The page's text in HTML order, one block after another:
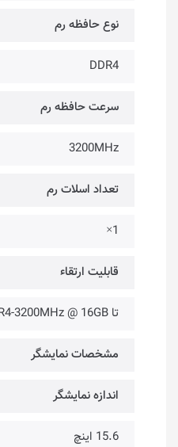
نوع حافظه رم
DDR4
سرعت حافظه رم
3200MHz
تعداد اسلات رم
1×
قابلیت ارتقاء
تا DDR4-3200MHz @ 16GB
مشخصات نمایشگر
اندازه نمایشگر
15.6 اینچ